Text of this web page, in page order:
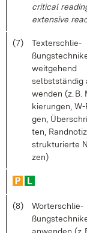
cri­ti­cal
ex­ten­si­ve
(7)
Tex­ter­schlie­
weit­ge­hend
wen­den (z. B.
kie­run­gen,
gen,
ten,
struk­tu­rier­te
zen)
(8)
Wort­er­schlie­